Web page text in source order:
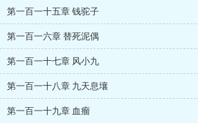
第一百一十五章 钱驼子
第一百一六章 替死泥偶
第一百一十七章 风小九
第一百一十八章 九天息壤
第一百一十九章 血瘤